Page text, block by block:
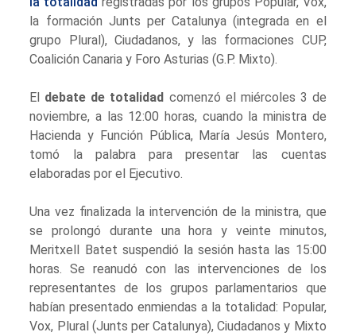
la formación Junts per Catalunya (integrada en el
grupo Plural), Ciudadanos, y las formaciones CUP,
Coalición Canaria y Foro Asturias (G.P. Mixto).
El debate de totalidad comenzó el miércoles 3 de
noviembre, a las 12:00 horas, cuando la ministra de
Hacienda y Función Pública, María Jesús Montero,
tomó la palabra para presentar las cuentas
elaboradas por el Ejecutivo.
Una vez finalizada la intervención de la ministra, que
se prolongó durante una hora y veinte minutos,
Meritxell Batet suspendió la sesión hasta las 15:00
horas. Se reanudó con las intervenciones de los
representantes de los grupos parlamentarios que
habían presentado enmiendas a la totalidad: Popular,
Vox, Plural (Junts per Catalunya), Ciudadanos y Mixto